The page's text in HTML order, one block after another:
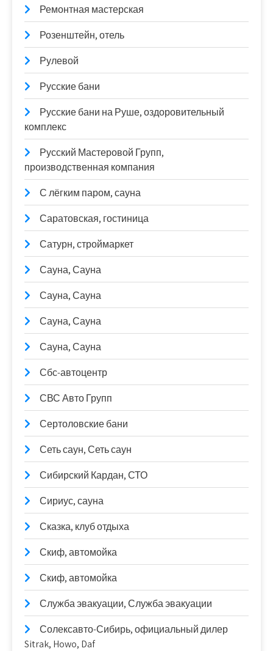
Ремонтная мастерская
Розенштейн, отель
Рулевой
Русские бани
Русские бани на Руше, оздоровительный
комплекс
Русский Мастеровой Групп,
производственная компания
С лёгким паром, сауна
Саратовская, гостиница
Сатурн, строймаркет
Сауна, Сауна
Сауна, Сауна
Сауна, Сауна
Сауна, Сауна
Сбс-автоцентр
СВС Авто Групп
Сертоловские бани
Сеть саун, Сеть саун
Сибирский Кардан, СТО
Сириус, сауна
Сказка, клуб отдыха
Скиф, автомойка
Скиф, автомойка
Служба эвакуации, Служба эвакуации
Солексавто-Сибирь, официальный дилер
Sitrak, Howo, Daf